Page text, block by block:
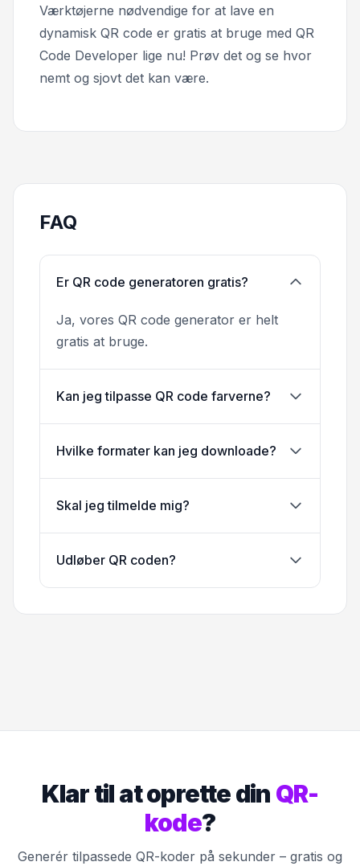
Værktøjerne nødvendige for at lave en
dynamisk QR code er gratis at bruge med QR
Code Developer lige nu! Prøv det og se hvor
nemt og sjovt det kan være.
FAQ
Er QR code generatoren gratis?
Ja, vores QR code generator er helt
gratis at bruge.
Kan jeg tilpasse QR code farverne?
Hvilke formater kan jeg downloade?
Skal jeg tilmelde mig?
Udløber QR coden?
Klar til at oprette din QR-
kode?
Generér tilpassede QR-koder på sekunder – gratis og